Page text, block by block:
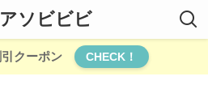
ソビビビ
クーポン CHECK！